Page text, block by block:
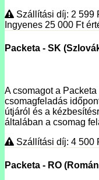
Szállítási díj: 2 599
Ingyenes 25 000 Ft
Packeta - SK
A csomagot a
csomagfeladás
útjáról és a
általában a csomag
Szállítási díj: 4 500
Packeta - RO